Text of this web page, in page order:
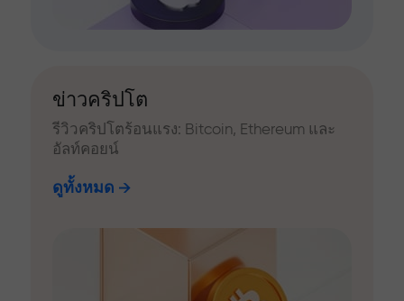
ข่าวคริปโต
รีวิวคริปโตร้อนแรง: Bitcoin, Ethereum และ
อัลท์คอยน์
ดูทั้งหมด